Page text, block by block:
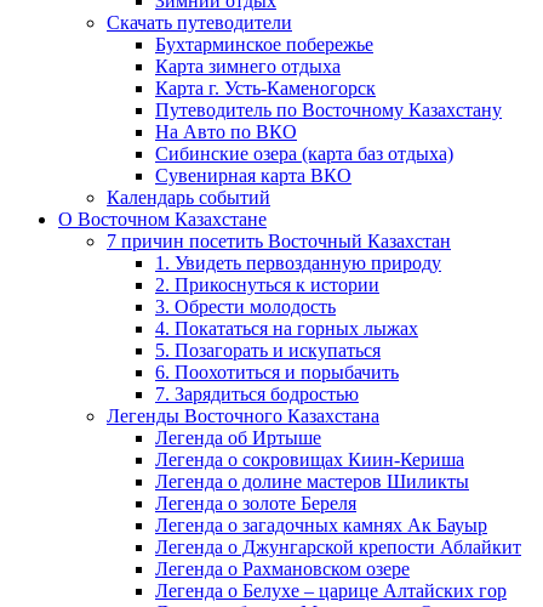
Скачать путеводители
Бухтарминское побережье
Карта зимнего отдыха
Карта г. Усть-Каменогорск
Путеводитель по Восточному Казахстану
На Авто по ВКО
Сибинские озера (карта баз отдыха)
Сувенирная карта ВКО
Календарь событий
О Восточном Казахстане
7 причин посетить Восточный Казахстан
1. Увидеть первозданную природу
2. Прикоснуться к истории
3. Обрести молодость
4. Покататься на горных лыжах
5. Позагорать и искупаться
6. Поохотиться и порыбачить
7. Зарядиться бодростью
Легенды Восточного Казахстана
Легенда об Иртыше
Легенда о сокровищах Киин-Кериша
Легенда о долине мастеров Шиликты
Легенда о золоте Береля
Легенда о загадочных камнях Ак Бауыр
Легенда о Джунгарской крепости Аблайкит
Легенда о Рахмановском озере
Легенда о Белухе – царице Алтайских гор